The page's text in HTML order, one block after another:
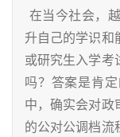
在当今社会，
升自己的学识和
或研究生入学考
吗？答案是肯
中，确实会对政
的公对公调档流